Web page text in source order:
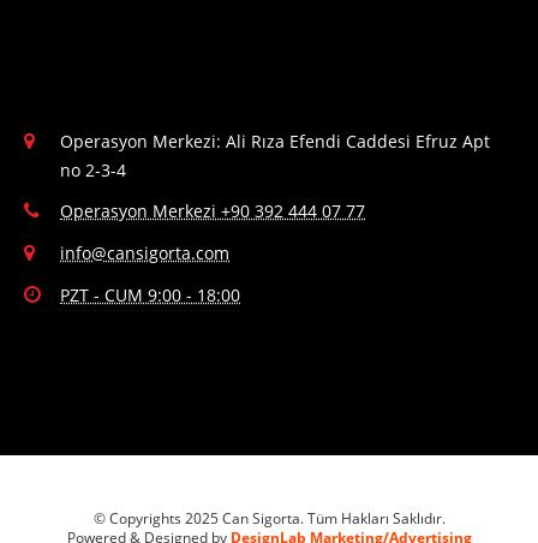
Operasyon Merkezi: Ali Rıza Efendi Caddesi Efruz Apt
no 2-3-4
Operasyon Merkezi +90 392 444 07 77
info@cansigorta.com
PZT - CUM 9:00 - 18:00
© Copyrights 2025 Can Sigorta. Tüm Hakları Saklıdır.
Powered & Designed by DesignLab Marketing/Advertising